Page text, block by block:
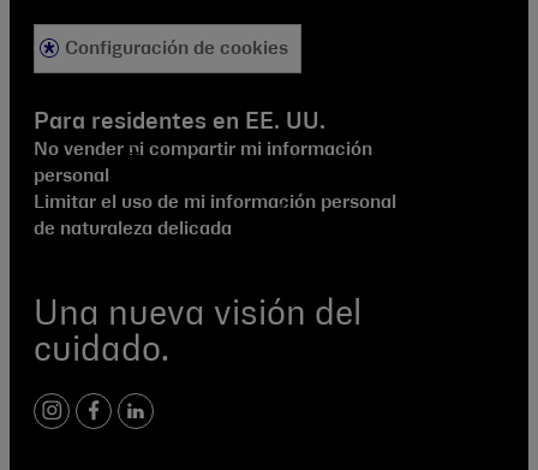
Una nueva visión del
cuidado.
instagram
facebook
linkedin
Configuración de cookies
Para residentes en EE. UU.
No vender ni compartir mi información
personal
Limitar el uso de mi información personal
de naturaleza delicada